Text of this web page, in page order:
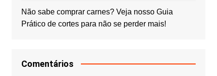
Não sabe comprar carnes? Veja nosso Guia
Prático de cortes para não se perder mais!
Comentários